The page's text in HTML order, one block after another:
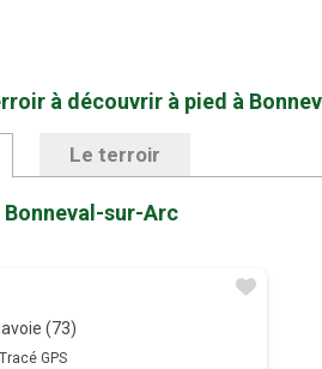
à découvrir à pied à
Le terroir
sur-Arc
(73)
Tracé GPS